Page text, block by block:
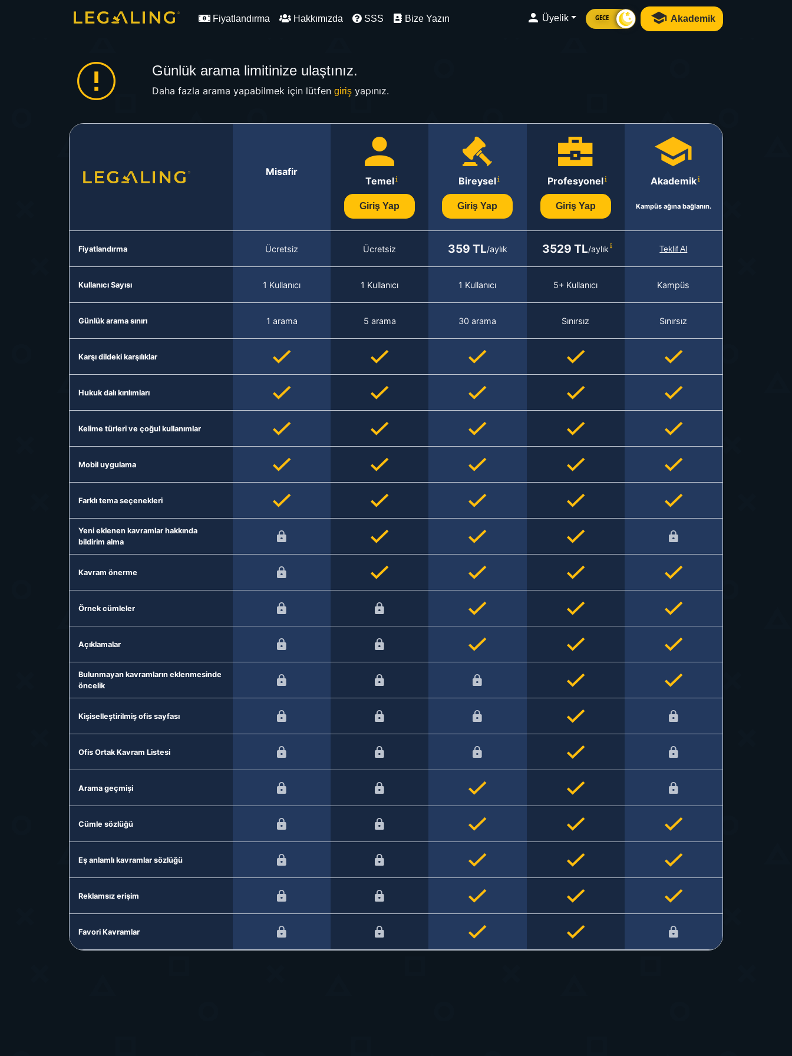
Fiyatlandırma Hakkımızda SSS Bize Yazın Üyelik GECE Akademik
Günlük arama limitinize ulaştınız.
Daha fazla arama yapabilmek için lütfen girişyapınız.
Misafir
Temel
Giriş Yap
Bireysel
Giriş Yap
Profesyonel
Giriş Yap
Akademik
Kampüs ağına bağlanın.
Fiyatlandırma Ücretsiz Ücretsiz 359 TL/aylık 3529 TL/aylık Teklif Al
Kullanıcı Sayısı 1 Kullanıcı 1 Kullanıcı 1 Kullanıcı 5+ Kullanıcı Kampüs
Günlük arama sınırı 1 arama 5 arama 30 arama Sınırsız Sınırsız
Karşı dildeki karşılıklar
Hukuk dalı kırılımları
Kelime türleri ve çoğul kullanımlar
Mobil uygulama
Farklı tema seçenekleri
Yeni eklenen kavramlar hakkında
bildirim alma
Kavram önerme
Örnek cümleler
Açıklamalar
Bulunmayan kavramların eklenmesinde
öncelik
Kişiselleştirilmiş ofis sayfası
Ofis Ortak Kavram Listesi
Arama geçmişi
Cümle sözlüğü
Eş anlamlı kavramlar sözlüğü
Reklamsız erişim
Favori Kavramlar